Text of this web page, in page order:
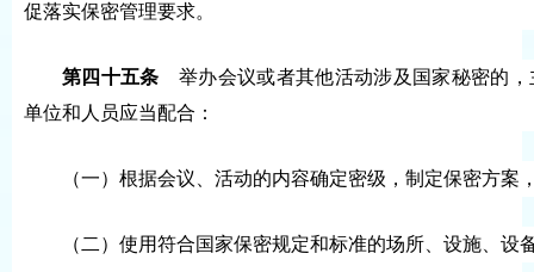
促落实保密管理要求。
第四十五条 举办会议或者其他活动涉及国家秘密的
单位和人员应当配合：
（一）根据会议、活动的内容确定密级，制定保密方案
（二）使用符合国家保密规定和标准的场所、设施、